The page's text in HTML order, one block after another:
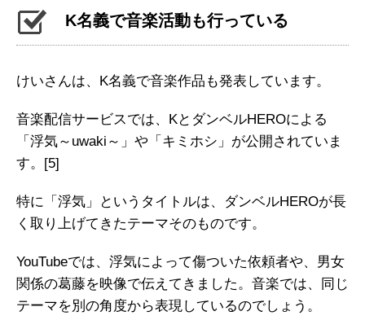
K名義で音楽活動も行っている
けいさんは、K名義で音楽作品も発表しています。
音楽配信サービスでは、KとダンベルHEROによる
「浮気～uwaki～」や「キミホシ」が公開されていま
す。 [5]
特に「浮気」というタイトルは、ダンベルHEROが長
く取り上げてきたテーマそのものです。
YouTubeでは、浮気によって傷ついた依頼者や、男女
関係の葛藤を映像で伝えてきました。音楽では、同じ
テーマを別の角度から表現しているのでしょう。